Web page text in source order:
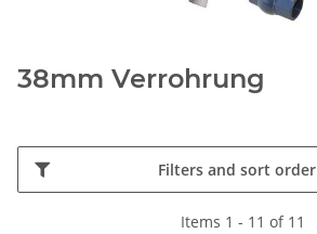
38mm Verrohrung
Filters and sort order
Items 1 - 11 of 11